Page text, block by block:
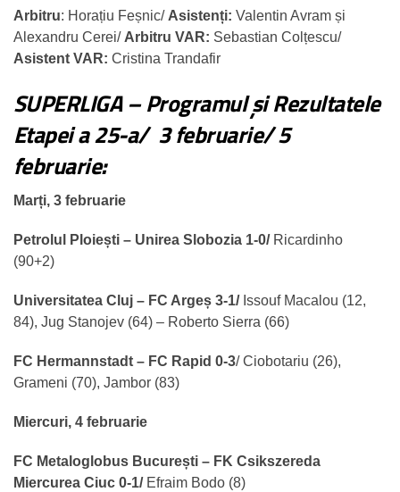
Arbitru: Horațiu Feșnic/ Asistenți: Valentin Avram și
Alexandru Cerei/ Arbitru VAR: Sebastian Colțescu/
Asistent VAR: Cristina Trandafir
SUPERLIGA – Programul și Rezultatele
Etapei a 25-a/ 3 februarie/ 5
februarie:
Marți, 3 februarie
Petrolul Ploiești – Unirea Slobozia 1-0/ Ricardinho
(90+2)
Universitatea Cluj – FC Argeș 3-1/ Issouf Macalou (12,
84), Jug Stanojev (64) – Roberto Sierra (66)
FC Hermannstadt – FC Rapid 0-3/ Ciobotariu (26),
Grameni (70), Jambor (83)
Miercuri, 4 februarie
FC Metaloglobus București – FK Csikszereda
Miercurea Ciuc 0-1/ Efraim Bodo (8)